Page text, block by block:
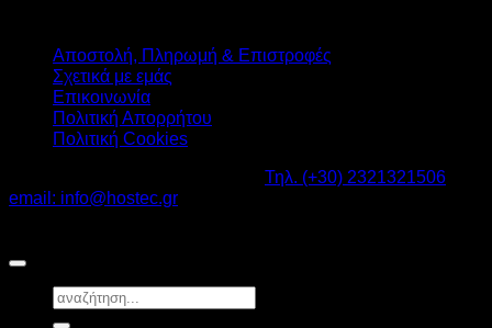
Αποστολή, Πληρωμή & Επιστροφές
Σχετικά με εμάς
Επικοινωνία
Πολιτική Απορρήτου
Πολιτική Cookies
Τηλ. (+30) 2321321506
email: info@hostec.gr
Αναζήτηση
για: